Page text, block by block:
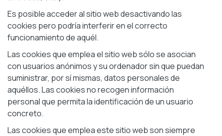
Es posible acceder al sitio web desactivando las
cookies pero podría interferir en el correcto
funcionamiento de aquél.
Las cookies que emplea el sitio web sólo se asocian
con usuarios anónimos y su ordenador sin que puedan
suministrar, por sí mismas, datos personales de
aquéllos. Las cookies no recogen información
personal que permita la identificación de un usuario
concreto.
Las cookies que emplea este sitio web son siempre